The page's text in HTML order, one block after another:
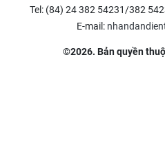
NHÂN DÂN CUỐI TUẦN
Tel: (84) 24 382 54231/382
E-mail:
©2026. Bản quyền